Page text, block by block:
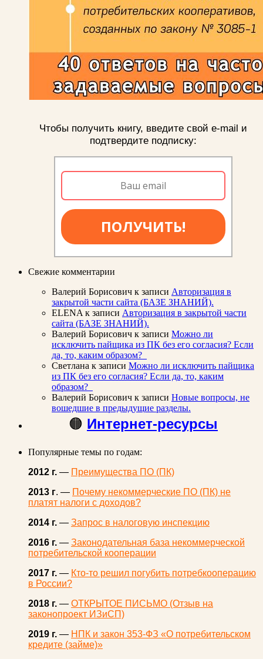
Чтобы получить книгу, введите свой e-mail и
подтвердите подписку:
ПОЛУЧИТЬ!
Свежие комментарии
Валерий Борисович к записи Авторизация в
закрытой части сайта (БАЗЕ ЗНАНИЙ).
ELENA к записи Авторизация в закрытой части
сайта (БАЗЕ ЗНАНИЙ).
Валерий Борисович к записи Можно ли
исключить пайщика из ПК без его согласия? Если
да, то, каким образом?
Светлана к записи Можно ли исключить пайщика
из ПК без его согласия? Если да, то, каким
образом?
Валерий Борисович к записи Новые вопросы, не
вошедшие в предыдущие разделы.
🟠 Интернет-ресурсы
Популярные темы по годам:
2012 г. — Преимущества ПО (ПК)
2013 г. — Почему некоммерческие ПО (ПК) не
платят налоги с доходов?
2014 г. — Запрос в налоговую инспекцию
2016 г. — Законодательная база некоммерческой
потребительской кооперации
2017 г. — Кто-то решил погубить потребкооперацию
в России?
2018 г. — ОТКРЫТОЕ ПИСЬМО (Отзыв на
законопроект ИЗиСП)
2019 г. — НПК и закон 353-ФЗ «О потребительском
кредите (займе)»